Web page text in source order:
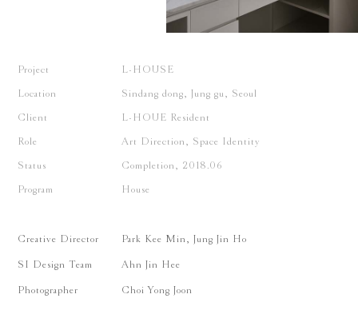
Project
L-HOUSE
Location
Sindang dong, Jung gu, Seoul
Client
L-HOUE Resident
Role
Art Direction, Space Identity
Status
Completion, 2018.06
Program
House
Creative Director
Park Kee Min, Jung Jin Ho
SI Design Team
Ahn Jin Hee
Photographer
Choi Yong Joon